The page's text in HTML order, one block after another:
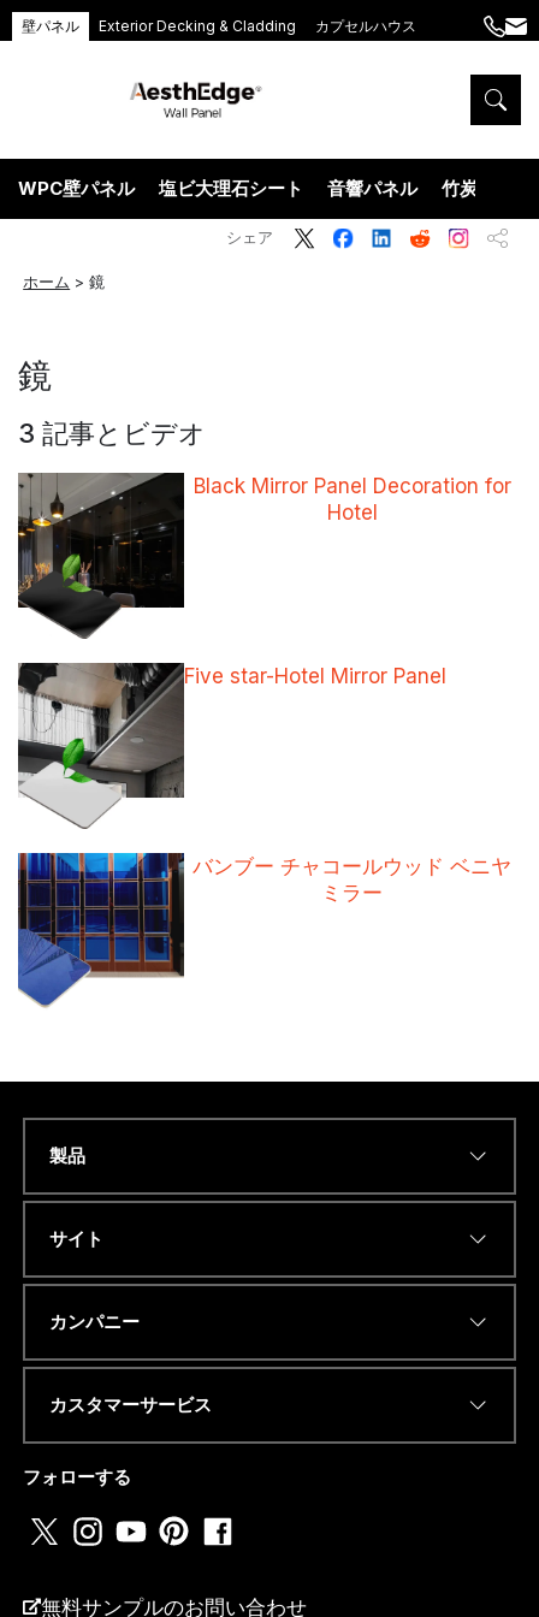
壁パネル Exterior Decking & Cladding カプセルハウス
+86
5575
WPC壁パネル 塩ビ大理石シート 音響パネル 竹炭ウッド
ホーム >鏡
シェア
鏡
3 記事とビデオ
Black Mirror Panel Decoration for
Hotel
Five star-Hotel Mirror Panel
バンブー チャコールウッド ベニヤ
ミラー
A
製品
サイト
カンパニー
カスタマーサービス
フォローする
無料サンプルのお問い合わせ